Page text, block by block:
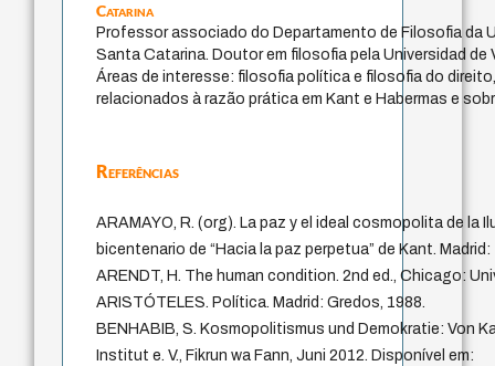
Catarina
Professor associado do Departamento de Filosofia da
Santa Catarina. Doutor em filosofia pela Universidad de
Áreas de interesse: filosofia política e filosofia do
relacionados à razão prática em Kant e Habermas e
Referências
ARAMAYO, R. (org). La paz y el ideal cosmopolita de la
bicentenario de “Hacia la paz perpetua” de Kant.
ARENDT, H. The human condition. 2nd ed., Chicago:
ARISTÓTELES. Política. Madrid: Gredos, 1988.
BENHABIB, S. Kosmopolitismus und Demokratie: Von
Institut e. V., Fikrun wa Fann, Juni 2012. Disponível em: